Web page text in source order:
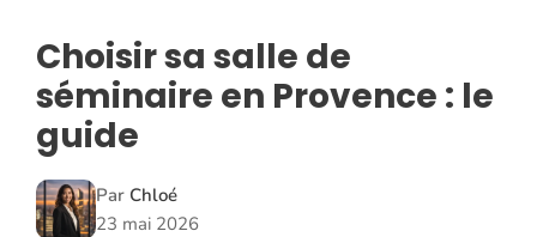
Choisir sa salle de
séminaire en Provence : le
guide
Par Chloé
23 mai 2026